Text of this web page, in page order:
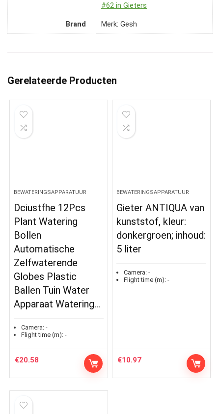
#62 in Gieters
Brand Merk: Gesh
Gerelateerde Producten
BEWATERINGSAPPARATUUR
Dciustfhe 12Pcs
Plant Watering
Bollen
Automatische
Zelfwaterende
Globes Plastic
Ballen Tuin Water
Apparaat Watering…
Camera: -
Flight time (m): -
€20.58
BEWATERINGSAPPARATUUR
Gieter ANTIQUA van
kunststof, kleur:
donkergroen; inhoud:
5 liter
Camera: -
Flight time (m): -
€10.97